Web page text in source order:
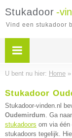
Stukadoor -
Vind een stukadoor
U bent nu hier: Home »
Stukadoor
Stukadoor-vinden.nl
Oudemirdum. Ga naar
stukadoors om via één
stukadoors tegelijk.